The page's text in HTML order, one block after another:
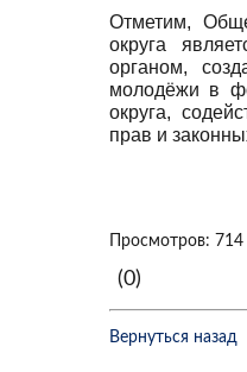
Отметим,
округа
органом,
молодёжи в
округа,
прав и
Просмотров: 714
(0)
Вернуться назад